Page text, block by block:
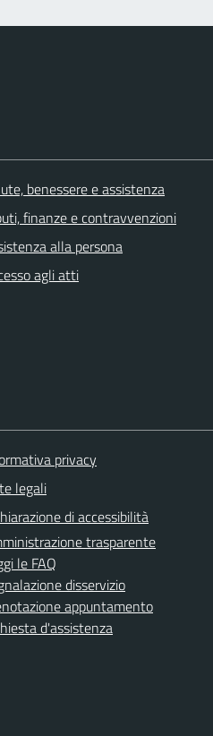
benessere e assistenza
finanze e contravvenzioni
alla persona
agli atti
privacy
legali
di accessibilità
trasparente
le FAQ
disservizio
appuntamento
d'assistenza